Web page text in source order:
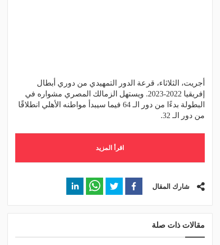
أجريت، الثلاثاء، قرعة الدور التمهيدي من دوري أبطال
إفريقيا 2022-2023. ويستهل الزمالك المصري مشواره في
البطولة بدءًا من دور الـ 64 فيما سيبدأ مواطنه الأهلي انطلاقًا
من دور الـ 32.
اقرأ المزيد
شارك المقال
مقالات ذات صلة